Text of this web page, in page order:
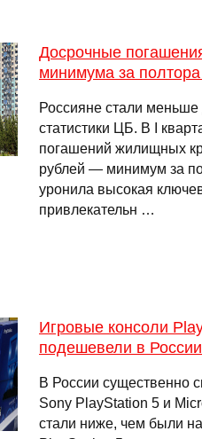
Досрочные
минимума за
Россияне стали меньше
статистики ЦБ. В I
погашений жилищных
рублей — минимум за
уронила высокая
привлекательн …
Игровые консоли
подешевели в
В России существенно
Sony PlayStation 5 и
стали ниже, чем были